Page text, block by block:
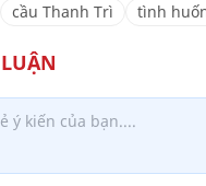
cầu Thanh Trì tình